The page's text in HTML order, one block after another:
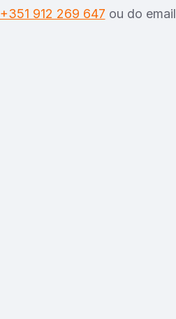
+351 912 269 647 ou do email